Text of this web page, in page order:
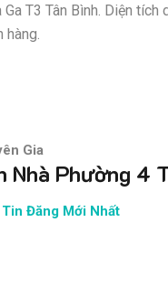
Ga T3 Tân Bình. Diện
Gia
Nhà Phường 4
Đăng Mới Nhất